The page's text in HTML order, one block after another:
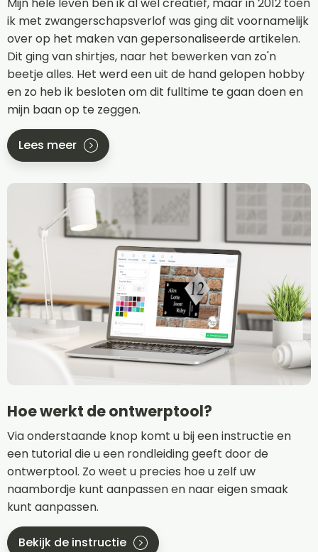
ik met zwangerschapsverlof was ging dit voornamelijk
over op het maken van gepersonaliseerde artikelen.
Dit ging van shirtjes, naar het bewerken van zo'n
beetje alles. Het werd een uit de hand gelopen hobby
en zo heb ik besloten om dit fulltime te gaan doen en
mijn baan op te zeggen.
Lees meer
Hoe werkt de ontwerptool?
Via onderstaande knop komt u bij een instructie en
een tutorial die u een rondleiding geeft door de
ontwerptool. Zo weet u precies hoe u zelf uw
naambordje kunt aanpassen en naar eigen smaak
kunt aanpassen.
Bekijk de instructie